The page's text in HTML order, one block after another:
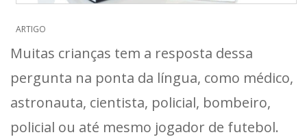
ARTIGO
Muitas crianças tem a resposta dessa
pergunta na ponta da língua, como médico,
astronauta, cientista, policial, bombeiro,
policial ou até mesmo jogador de futebol.